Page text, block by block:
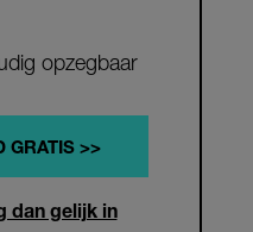
opzegbaar
GRATIS >>
dan gelijk in